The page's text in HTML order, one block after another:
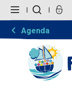
contenu.
navigation
personnels
Agenda